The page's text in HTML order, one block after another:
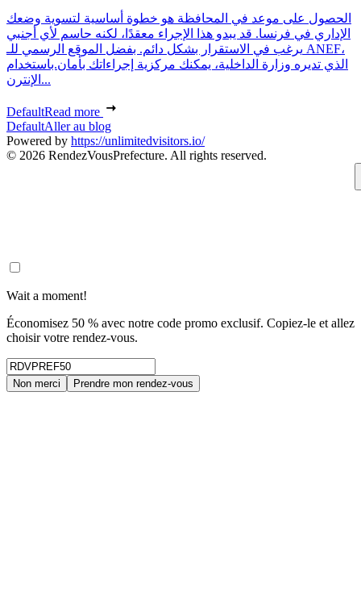
الحصول على موعد في المحافظة هو خطوة أساسية لتسوية وضعك
الإداري في فرنسا. قد يبدو هذا الإجراء معقدًا، لكنه حاسم لأي أجنبي
يرغب في الاستقرار بشكل دائم. بفضل الموقع الرسمي للـ ANEF،
الذي تديره وزارة الداخلية، يمكنك مركزية إجراءاتك بأمان.باستخدام
الإنترن...
DefaultRead more
DefaultAller au blog
Powered by https://unlimitedvisitors.io/
© 2026 RendezVousPrefecture. All rights reserved.
Wait a moment!
Économisez 50 % avec notre code promo exclusif. Copiez-le et allez
choisir votre rendez-vous.
Non merci Prendre mon rendez-vous